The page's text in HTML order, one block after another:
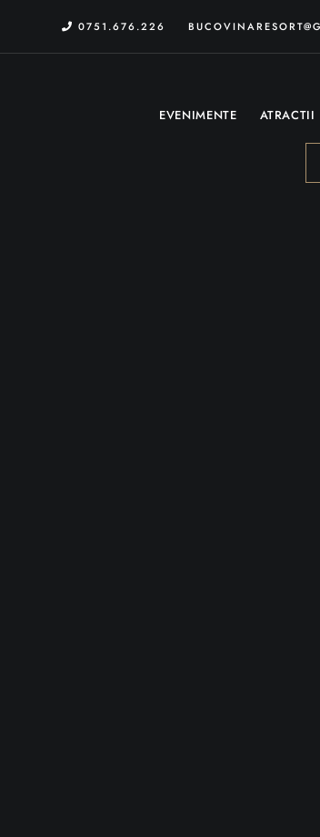
0751.676.226
EVENIMENTE ATRACTII